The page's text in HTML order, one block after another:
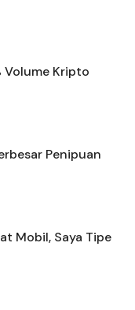
Volume Kripto
Penipuan
Mobil, Saya Tipe